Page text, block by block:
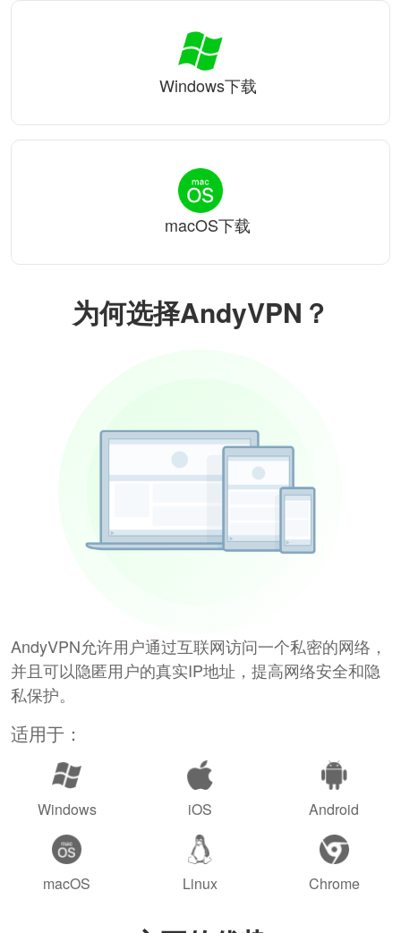
为何选择AndyVPN？
AndyVPN允许用户通过互联网访问一个私密的网络，
并且可以隐匿用户的真实IP地址，提高网络安全和隐
私保护。
适用于：
Windows iOS Android
macOS Linux Chrome
Windows下载
macOS下载